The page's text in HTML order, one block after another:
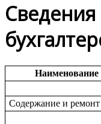
Наименование
Содержание и